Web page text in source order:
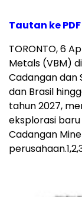
Tautan ke PDF
TORONTO,6
Metals (VBM)
Cadangan dan
dan Brasil
tahun 2027,
eksplorasi
Cadangan
perusahaan.